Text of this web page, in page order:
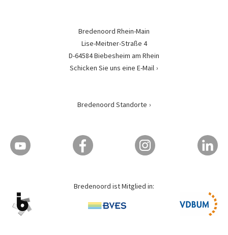
Bredenoord Rhein-Main
Lise-Meitner-Straße 4
D-64584 Biebesheim am Rhein
Schicken Sie uns eine E-Mail
Bredenoord Standorte
Bredenoord ist Mitglied in: